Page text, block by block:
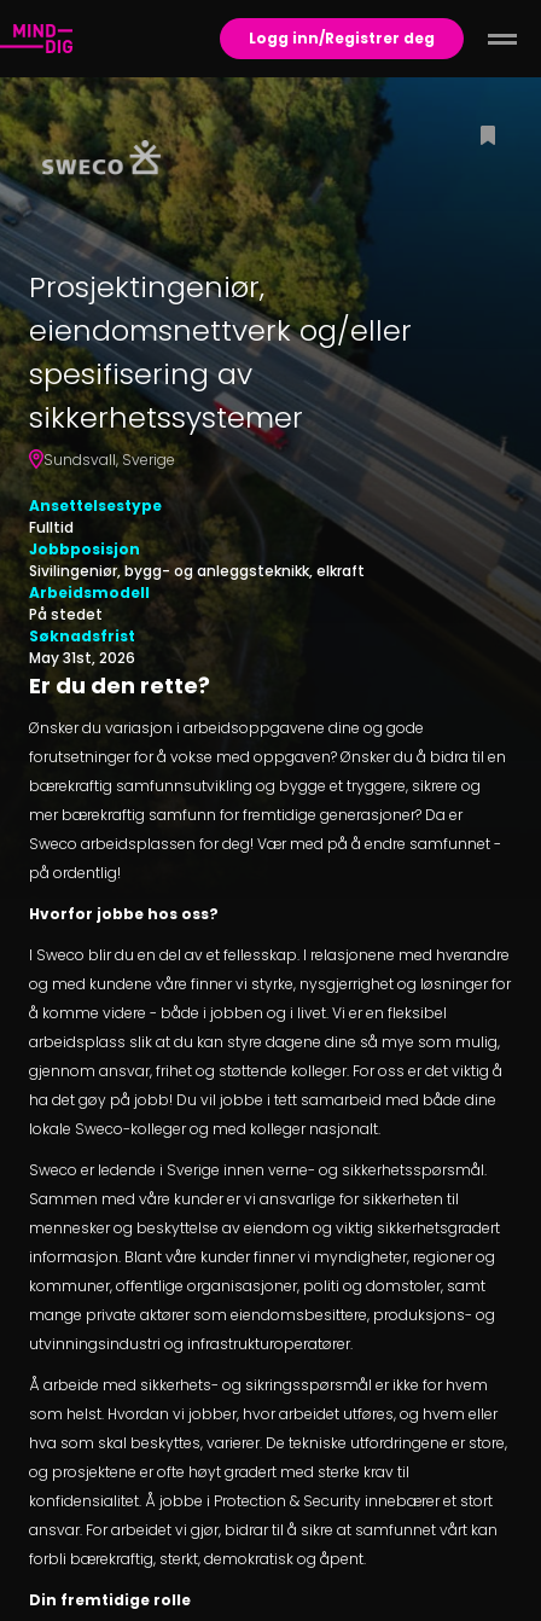
Logg inn/Registrer deg
Prosjektingeniør,
eiendomsnettverk og/eller
spesifisering av
sikkerhetssystemer
Sundsvall, Sverige
Ansettelsestype
Fulltid
Jobbposisjon
Sivilingeniør, bygg- og anleggsteknikk, elkraft
Arbeidsmodell
På stedet
Søknadsfrist
May 31st, 2026
Er du den rette?
Ønsker du variasjon i arbeidsoppgavene dine og gode
forutsetninger for å vokse med oppgaven? Ønsker du å bidra til en
bærekraftig samfunnsutvikling og bygge et tryggere, sikrere og
mer bærekraftig samfunn for fremtidige generasjoner? Da er
Sweco arbeidsplassen for deg! Vær med på å endre samfunnet -
på ordentlig!
Hvorfor jobbe hos oss?
I Sweco blir du en del av et fellesskap. I relasjonene med hverandre
og med kundene våre finner vi styrke, nysgjerrighet og løsninger for
å komme videre - både i jobben og i livet. Vi er en fleksibel
arbeidsplass slik at du kan styre dagene dine så mye som mulig,
gjennom ansvar, frihet og støttende kolleger. For oss er det viktig å
ha det gøy på jobb! Du vil jobbe i tett samarbeid med både dine
lokale Sweco-kolleger og med kolleger nasjonalt.
Sweco er ledende i Sverige innen verne- og sikkerhetsspørsmål.
Sammen med våre kunder er vi ansvarlige for sikkerheten til
mennesker og beskyttelse av eiendom og viktig sikkerhetsgradert
informasjon. Blant våre kunder finner vi myndigheter, regioner og
kommuner, offentlige organisasjoner, politi og domstoler, samt
mange private aktører som eiendomsbesittere, produksjons- og
utvinningsindustri og infrastrukturoperatører.
Å arbeide med sikkerhets- og sikringsspørsmål er ikke for hvem
som helst. Hvordan vi jobber, hvor arbeidet utføres, og hvem eller
hva som skal beskyttes, varierer. De tekniske utfordringene er store,
og prosjektene er ofte høyt gradert med sterke krav til
konfidensialitet. Å jobbe i Protection & Security innebærer et stort
ansvar. For arbeidet vi gjør, bidrar til å sikre at samfunnet vårt kan
forbli bærekraftig, sterkt, demokratisk og åpent.
Din fremtidige rolle